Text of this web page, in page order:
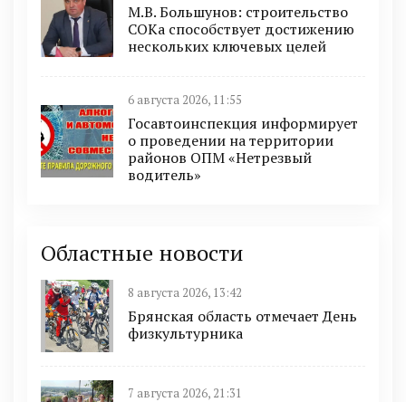
М.В. Большунов: строительство
СОКа способствует достижению
нескольких ключевых целей
6 августа 2026, 11:55
Госавтоинспекция информирует
о проведении на территории
районов ОПМ «Нетрезвый
водитель»
Областные новости
8 августа 2026, 13:42
Брянская область отмечает День
физкультурника
7 августа 2026, 21:31